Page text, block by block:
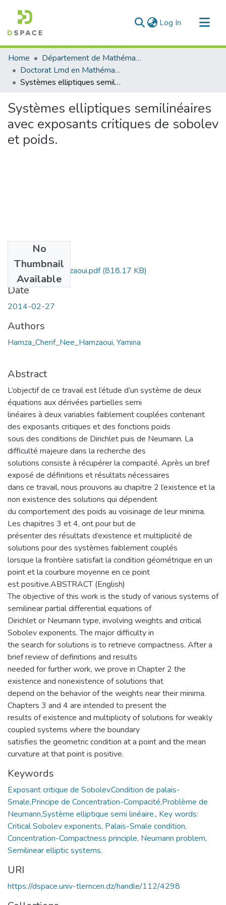
Log In (current)
Communities & Collections
All of DSpace
Statistics
Home
Département de Mathématique
Doctorat Lmd en Mathématique
Systèmes elliptiques semilinéaires avec exposants critiques de sobolev et poids.
Systèmes elliptiques semilinéaires
avec exposants critiques de sobolev
et poids.
No
Thumbnail
Available
these_finale_hamzaoui.pdf(818.17 KB)
Date
2014-02-27
Authors
Hamza_Cherif_Nee_Hamzaoui, Yamina
Abstract
L’objectif de ce travail est l’étude d’un système de deux
équations aux dérivées partielles semi
linéaires à deux variables faiblement couplées contenant
des exposants critiques et des fonctions poids
sous des conditions de Dirichlet puis de Neumann. La
difficulté majeure dans la recherche des
solutions consiste à récupérer la compacité. Après un bref
exposé de définitions et résultats nécessaires
dans ce travail, nous prouvons au chapitre 2 l’existence et la
non existence des solutions qui dépendent
du comportement des poids au voisinage de leur minima.
Les chapitres 3 et 4, ont pour but de
présenter des résultats d’existence et multiplicité de
solutions pour des systèmes faiblement couplés
lorsque la frontière satisfait la condition géométrique en un
point et la courbure moyenne en ce point
est positive.ABSTRACT (English)
The objective of this work is the study of various systems of
semilinear partial differential equations of
Dirichlet or Neumann type, involving weights and critical
Sobolev exponents. The major difficulty in
the search for solutions is to retrieve compactness. After a
brief review of definitions and results
needed for further work, we prove in Chapter 2 the
existence and nonexistence of solutions that
depend on the behavior of the weights near their minima.
Chapters 3 and 4 are intended to present the
results of existence and multiplicity of solutions for weakly
coupled systems where the boundary
satisfies the geometric condition at a point and the mean
curvature at that point is positive.
Keywords
Exposant critique de Sobolev.Condition de palais-
Smale,Principe de Concentration-Compacité,Problème de
Neumann,Système elliptique semi linéaire., Key words:
Critical Sobolev exponents, Palais-Smale condition,
Concentration-Compactness principle, Neumann problem,
Semilinear elliptic systems.
URI
https://dspace.univ-tlemcen.dz/handle/112/4298